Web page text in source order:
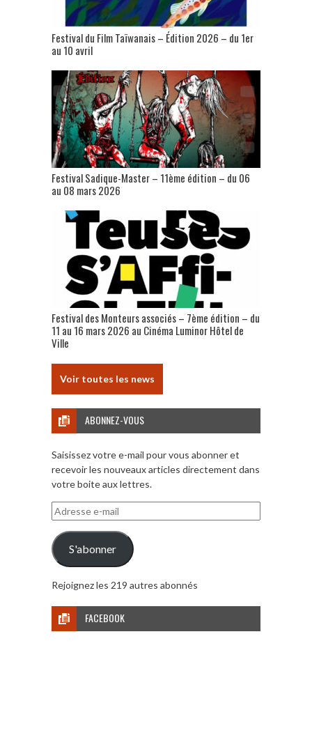
Festival du Film Taïwanais – Édition 2026 – du 1er
au 10 avril
Festival Sadique-Master – 11ème édition – du 06
au 08 mars 2026
Festival des Monteurs associés – 7ème édition – du
11 au 16 mars 2026 au Cinéma Luminor Hôtel de
Ville
Voir toutes les news
ABONNEZ-VOUS
Saisissez votre e-mail pour vous abonner et
recevoir les nouveaux articles directement dans
votre boite aux lettres.
Adresse
e-
mail
S'abonner
Rejoignez les 219 autres abonnés
FACEBOOK